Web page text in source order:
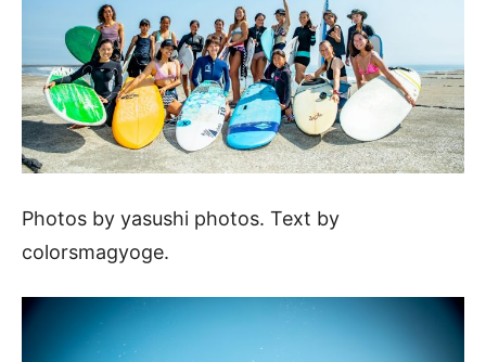
Photos by yasushi photos. Text by
colorsmagyoge.